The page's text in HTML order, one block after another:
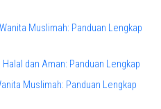
Muslimah: Panduan Lengkap
dan Aman: Panduan Lengkap
Muslimah: Panduan Lengkap